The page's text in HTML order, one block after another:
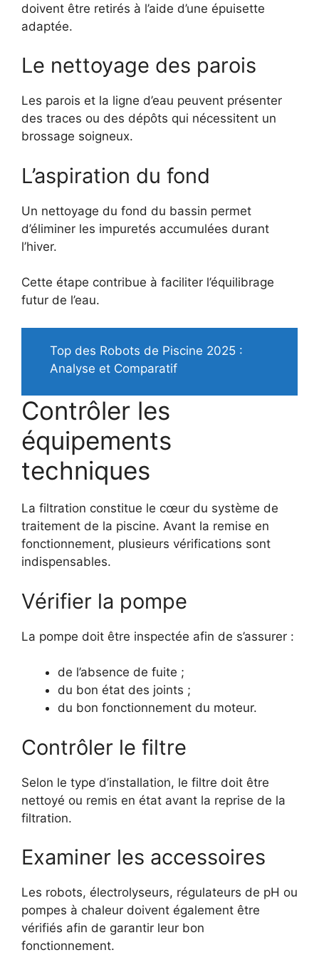
doivent être retirés à l’aide d’une épuisette
adaptée.
Le nettoyage des parois
Les parois et la ligne d’eau peuvent présenter
des traces ou des dépôts qui nécessitent un
brossage soigneux.
L’aspiration du fond
Un nettoyage du fond du bassin permet
d’éliminer les impuretés accumulées durant
l’hiver.
Cette étape contribue à faciliter l’équilibrage
futur de l’eau.
Top des Robots de Piscine 2025 :
Analyse et Comparatif
Contrôler les
équipements
techniques
La filtration constitue le cœur du système de
traitement de la piscine. Avant la remise en
fonctionnement, plusieurs vérifications sont
indispensables.
Vérifier la pompe
La pompe doit être inspectée afin de s’assurer :
de l’absence de fuite ;
du bon état des joints ;
du bon fonctionnement du moteur.
Contrôler le filtre
Selon le type d’installation, le filtre doit être
nettoyé ou remis en état avant la reprise de la
filtration.
Examiner les accessoires
Les robots, électrolyseurs, régulateurs de pH ou
pompes à chaleur doivent également être
vérifiés afin de garantir leur bon
fonctionnement.